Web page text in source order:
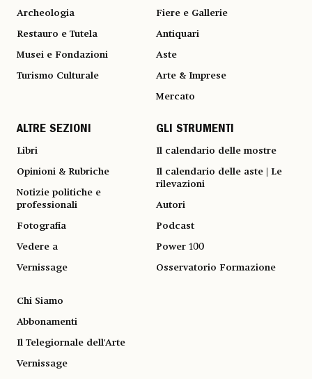
Archeologia
Restauro e Tutela
Musei e Fondazioni
Turismo Culturale
Fiere e Gallerie
Antiquari
Aste
Arte & Imprese
Mercato
ALTRE SEZIONI
Libri
Opinioni & Rubriche
Notizie politiche e
professionali
Fotografia
Vedere a
Vernissage
GLI STRUMENTI
Il calendario delle mostre
Il calendario delle aste | Le
rilevazioni
Autori
Podcast
Power 100
Osservatorio Formazione
Chi Siamo
Abbonamenti
Il Telegiornale dell'Arte
Vernissage